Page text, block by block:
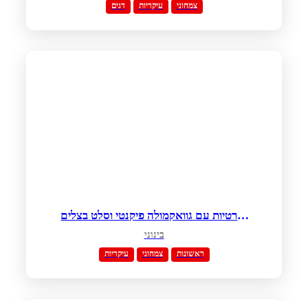
דגים עיקריות צמחוני
טורטיות עם גוואקמולה פיקנטי וסלט בצלים
סגולים
בינוני
עיקריות צמחוני ראשונות